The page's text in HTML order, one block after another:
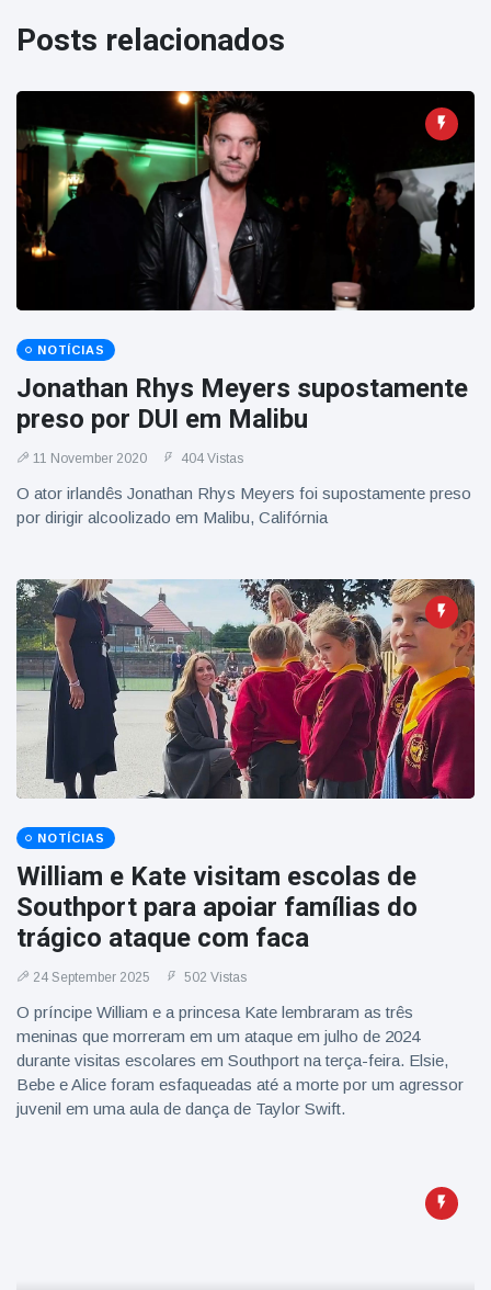
Posts relacionados
NOTÍCIAS
Jonathan Rhys Meyers supostamente
preso por DUI em Malibu
11 November 2020 404 Vistas
O ator irlandês Jonathan Rhys Meyers foi supostamente preso
por dirigir alcoolizado em Malibu, Califórnia
NOTÍCIAS
William e Kate visitam escolas de
Southport para apoiar famílias do
trágico ataque com faca
24 September 2025 502 Vistas
O príncipe William e a princesa Kate lembraram as três
meninas que morreram em um ataque em julho de 2024
durante visitas escolares em Southport na terça-feira. Elsie,
Bebe e Alice foram esfaqueadas até a morte por um agressor
juvenil em uma aula de dança de Taylor Swift.